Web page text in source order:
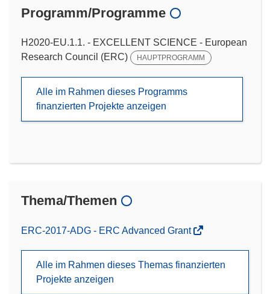
Programm/Programme
H2020-EU.1.1. - EXCELLENT SCIENCE - European
Research Council (ERC)
HAUPTPROGRAMM
Alle im Rahmen dieses Programms
finanzierten Projekte anzeigen
Thema/Themen
ERC-2017-ADG - ERC Advanced Grant
Alle im Rahmen dieses Themas finanzierten
Projekte anzeigen